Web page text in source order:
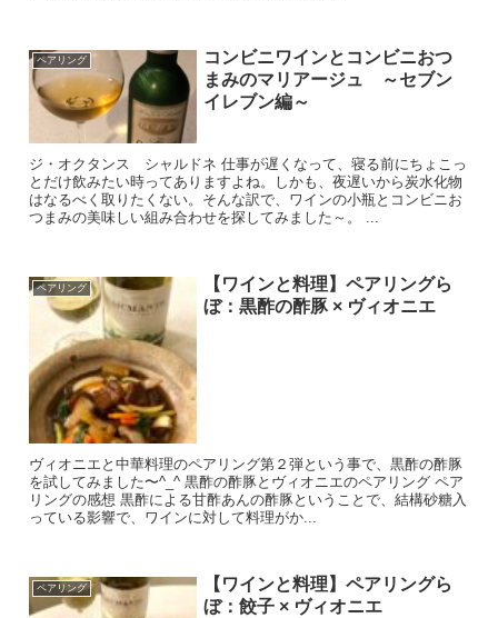
ペアリング
コンビニワインとコンビニおつ
まみのマリアージュ ～セブン
イレブン編～
ジ・オクタンス シャルドネ 仕事が遅くなって、寝る前にちょこっ
とだけ飲みたい時ってありますよね。しかも、夜遅いから炭水化物
はなるべく取りたくない。そんな訳で、ワインの小瓶とコンビニお
つまみの美味しい組み合わせを探してみました～。 ...
ペアリング
【ワインと料理】ペアリングら
ぼ：黒酢の酢豚 × ヴィオニエ
ヴィオニエと中華料理のペアリング第２弾という事で、黒酢の酢豚
を試してみました〜^_^ 黒酢の酢豚とヴィオニエのペアリング ペア
リングの感想 黒酢による甘酢あんの酢豚ということで、結構砂糖入
っている影響で、ワインに対して料理がか...
ペアリング
【ワインと料理】ペアリングら
ぼ：餃子 × ヴィオニエ